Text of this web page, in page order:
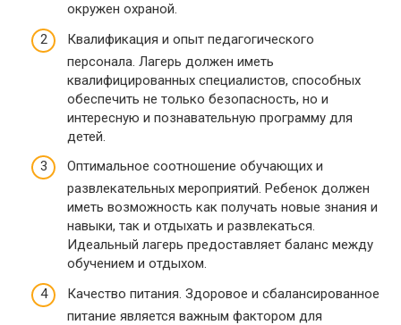
окружен охраной.
Квалификация и опыт педагогического
персонала. Лагерь должен иметь
квалифицированных специалистов, способных
обеспечить не только безопасность, но и
интересную и познавательную программу для
детей.
Оптимальное соотношение обучающих и
развлекательных мероприятий. Ребенок должен
иметь возможность как получать новые знания и
навыки, так и отдыхать и развлекаться.
Идеальный лагерь предоставляет баланс между
обучением и отдыхом.
Качество питания. Здоровое и сбалансированное
питание является важным фактором для